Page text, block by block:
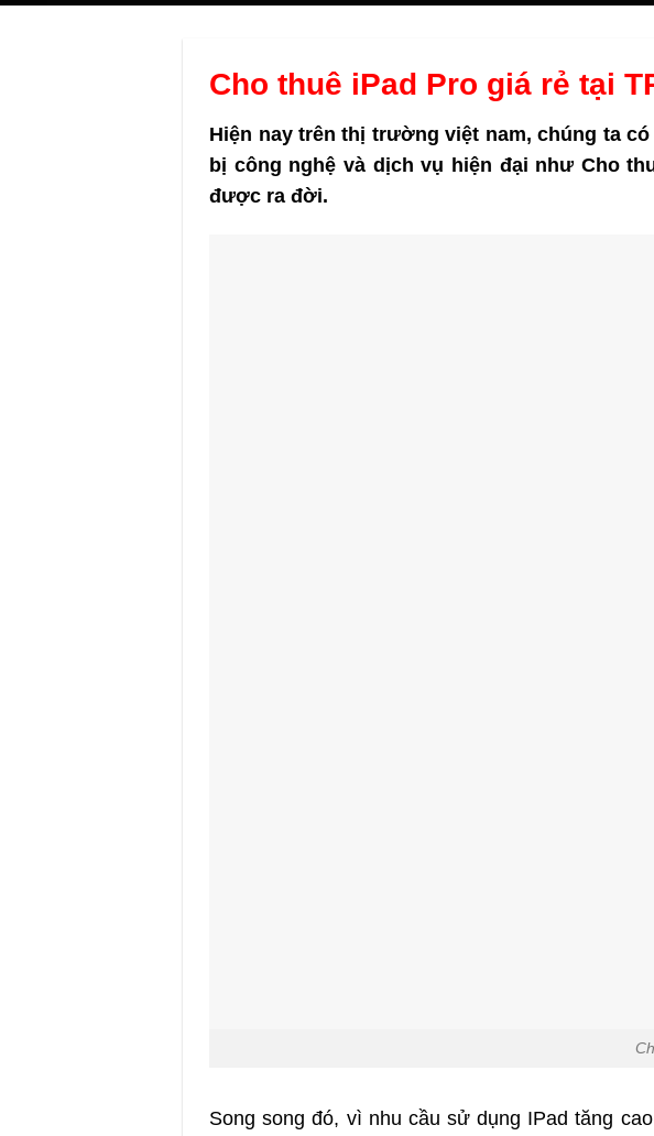
Cho thuê iPad Pro giá rẻ tại
Hiện nay trên thị trường việt nam, chúng ta
bị công nghệ và dịch vụ hiện đại như Cho
được ra đời.
Song song đó, vì nhu cầu sử dụng IPad tăng